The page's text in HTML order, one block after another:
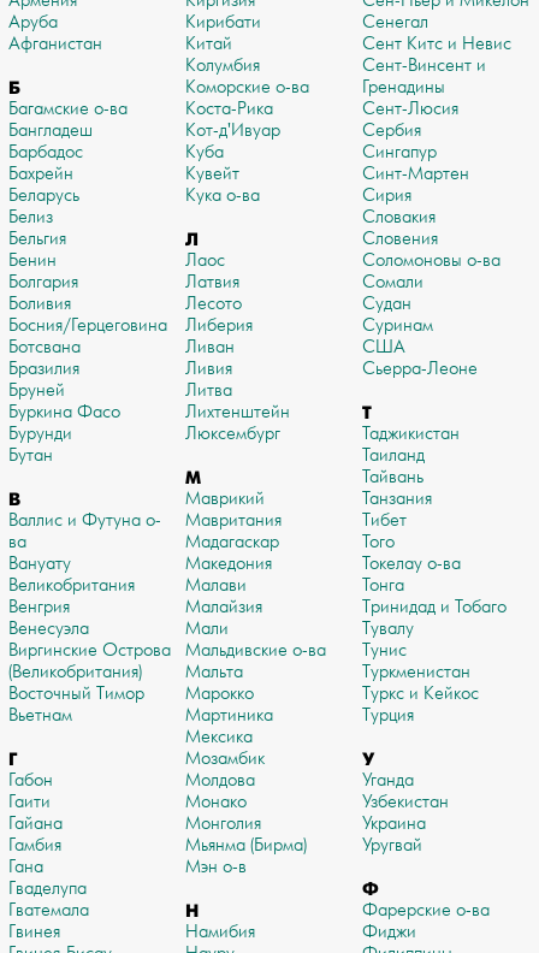
Аруба
Афганистан
Б
Багамские о-ва
Бангладеш
Барбадос
Бахрейн
Беларусь
Белиз
Бельгия
Бенин
Болгария
Боливия
Босния/Герцеговина
Ботсвана
Бразилия
Бруней
Буркина Фасо
Бурунди
Бутан
В
Валлис и Футуна о-
ва
Вануату
Великобритания
Венгрия
Венесуэла
Виргинские Острова
(Великобритания)
Восточный Тимор
Вьетнам
Г
Габон
Гаити
Гайана
Гамбия
Гана
Гваделупа
Гватемала
Гвинея
Кирибати
Китай
Колумбия
Коморские о-ва
Коста-Рика
Кот-д'Ивуар
Куба
Кувейт
Кука о-ва
Л
Лаос
Латвия
Лесото
Либерия
Ливан
Ливия
Литва
Лихтенштейн
Люксембург
М
Маврикий
Мавритания
Мадагаскар
Македония
Малави
Малайзия
Мали
Мальдивские о-ва
Мальта
Марокко
Мартиника
Мексика
Мозамбик
Молдова
Монако
Монголия
Мьянма (Бирма)
Мэн о-в
Н
Намибия
Сенегал
Сент Китс и Невис
Сент-Винсент и
Гренадины
Сент-Люсия
Сербия
Сингапур
Синт-Мартен
Сирия
Словакия
Словения
Соломоновы о-ва
Сомали
Судан
Суринам
США
Сьерра-Леоне
Т
Таджикистан
Таиланд
Тайвань
Танзания
Тибет
Того
Токелау о-ва
Тонга
Тринидад и Тобаго
Тувалу
Тунис
Туркменистан
Туркс и Кейкос
Турция
У
Уганда
Узбекистан
Украина
Уругвай
Ф
Фарерские о-ва
Фиджи